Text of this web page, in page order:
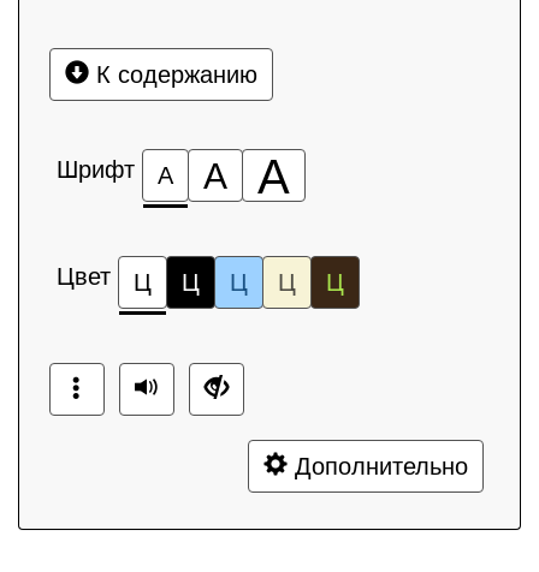
К содержанию
Шрифт А А А
Цвет Ц Ц Ц Ц Ц
Дополнительно